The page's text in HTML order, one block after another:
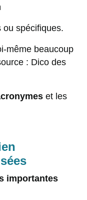
ou spécifiques.
même beaucoup
: Dico des
et les
importantes